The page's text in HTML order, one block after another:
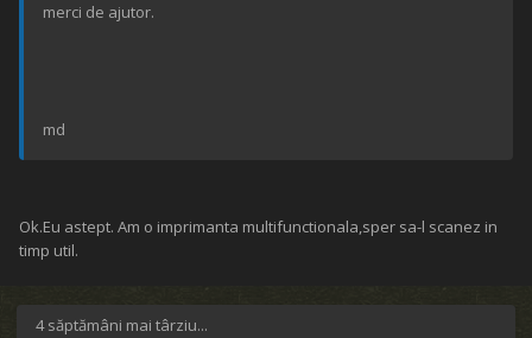
merci de ajutor.
md
Ok.Eu astept. Am o imprimanta multifunctionala,sper sa-l scanez in
timp util.
4 săptămâni mai târziu...